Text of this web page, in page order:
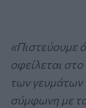
«Πιστεύουμε
οφείλεται
των γευμάτων
σύμφωνη με